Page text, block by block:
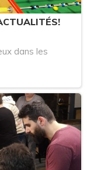
dans les